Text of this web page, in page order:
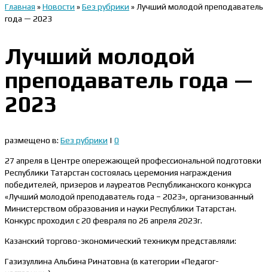
Главная »Новости »Без рубрики » Лучший молодой преподаватель
года — 2023
Лучший молодой
преподаватель года —
2023
размещено в: Без рубрики | 0
27 апреля в Центре опережающей профессиональной подготовки
Республики Татарстан состоялась церемония награждения
победителей, призеров и лауреатов Республиканского конкурса
«Лучший молодой преподаватель года – 2023», организованный
Министерством образования и науки Республики Татарстан.
Конкурс проходил с 20 февраля по 26 апреля 2023г.
Казанский торгово-экономический техникум представляли:
Газизуллина Альбина Ринатовна (в категории «Педагог-